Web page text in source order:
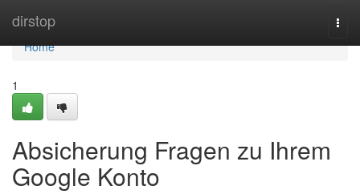
dirstop
Home
Home
1
Absicherung Fragen zu Ihrem
Google Konto